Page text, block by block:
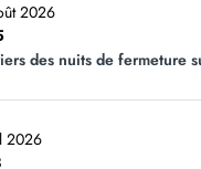
d’ATMB réaliseront
le tunnel du Vuache
la chaussée. Afin
2026
des nuits de fermeture
2026